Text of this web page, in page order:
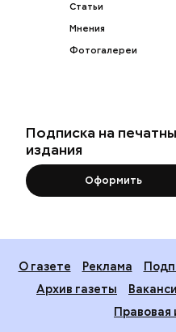
Статьи
Мнения
Фотогалереи
Подписка на
издания
Оформить
О газете Реклама
Архив газеты
Правовая